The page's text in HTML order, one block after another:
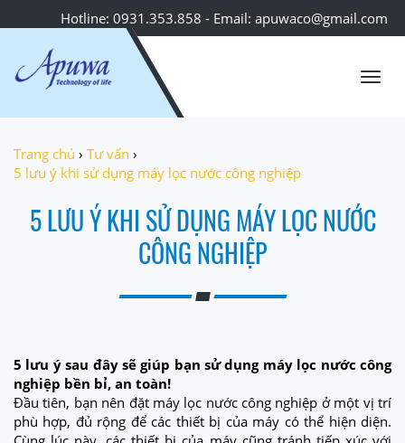
Hotline: 0931.353.858 - Email: apuwaco@gmail.com
Trang chủ › Tư vấn ›
5 lưu ý khi sử dụng máy lọc nước công nghiệp
5 LƯU Ý KHI SỬ DỤNG MÁY LỌC NƯỚC
CÔNG NGHIỆP
5 lưu ý sau đây sẽ giúp bạn sử dụng máy lọc nước công
nghiệp bền bỉ, an toàn!
Đầu tiên, bạn nên đặt máy lọc nước công nghiệp ở một vị trí
phù hợp, đủ rộng để các thiết bị của máy có thể hiện diện.